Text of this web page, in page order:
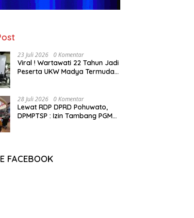
23 Juli 2026 0 Komentar
Viral ! Wartawati 22 Tahun Jadi
Peserta UKW Madya Termuda
28 Juli 2026 0 Komentar
Lewat RDP DPRD Pohuwato,
DPMPTSP : Izin Tambang PGM
FACEBOOK